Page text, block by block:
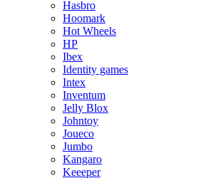
Hasbro
Hoomark
Hot Wheels
HP
Ibex
Identity games
Intex
Inventum
Jelly Blox
Johntoy
Joueco
Jumbo
Kangaro
Keeeper